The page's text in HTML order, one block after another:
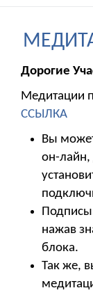
Дорогие
Медитации
ССЫЛКА
Вы
он-лайн,
нажав
блока.
Так же,